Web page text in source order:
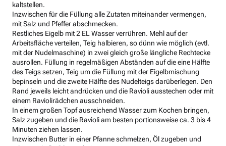
kaltstellen.
Inzwischen für die Füllung alle Zutaten miteinander vermengen,
mit Salz und Pfeffer abschmecken.
Restliches Eigelb mit 2 EL Wasser verrühren. Mehl auf der
Arbeitsfläche verteilen, Teig halbieren, so dünn wie möglich (evtl.
mit der Nudelmaschine) in zwei gleich große längliche Rechtecke
ausrollen. Füllung in regelmäßigen Abständen auf die eine Hälfte
des Teigs setzen, Teig um die Füllung mit der Eigelbmischung
bepinseln und die zweite Hälfte des Nudelteigs darüberlegen. Den
Rand jeweils leicht andrücken und die Ravioli ausstechen oder mit
einem Raviolirädchen ausschneiden.
In einem großen Topf ausreichend Wasser zum Kochen bringen,
Salz zugeben und die Ravioli am besten portionsweise ca. 3 bis 4
Minuten ziehen lassen.
Inzwischen Butter in einer Pfanne schmelzen, Öl zugeben und